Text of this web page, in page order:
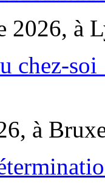
2026, à
chez-
à